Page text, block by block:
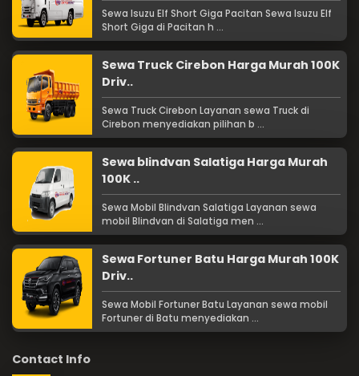
Sewa Isuzu Elf Short Giga Pacitan Sewa Isuzu Elf
Short Giga di Pacitan h ...
Sewa Truck Cirebon Harga Murah 100K
Driv..
Sewa Truck Cirebon Layanan sewa Truck di
Cirebon menyediakan pilihan b ...
Sewa blindvan Salatiga Harga Murah
100K ..
Sewa Mobil Blindvan Salatiga Layanan sewa
mobil Blindvan di Salatiga men ...
Sewa Fortuner Batu Harga Murah 100K
Driv..
Sewa Mobil Fortuner Batu Layanan sewa mobil
Fortuner di Batu menyediakan ...
Contact Info